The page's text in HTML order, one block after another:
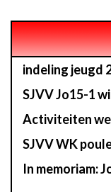
indeling jeugd
SJVV Jo15-1
Activiteiten
SJVV WK
In memoriam: